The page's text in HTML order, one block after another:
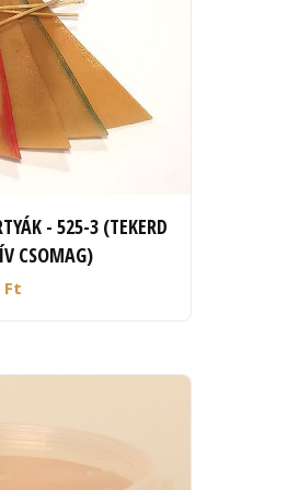
- 525-3 (TEKERD
CSOMAG)
Ft